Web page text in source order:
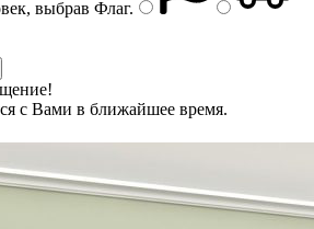
выбрав Флаг.
с Вами в ближайшее время.